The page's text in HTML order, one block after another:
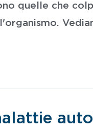
quelle che